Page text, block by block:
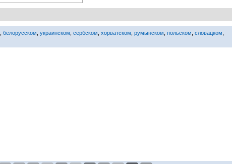
белорусском украинском сербском хорватском румынском польском словацком